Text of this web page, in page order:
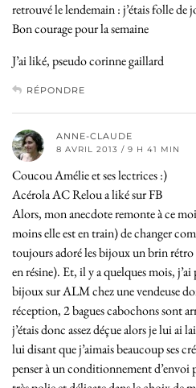
retrouvé le lendemain : j’étais folle de
Bon courage pour la semaine
J’ai liké, pseudo corinne gaillard
RÉPONDRE
ANNE-CLAUDE
8 AVRIL 2013 / 9 H 41 MIN
Coucou Amélie et ses lectrices :)
Acérola AC Relou a liké sur FB
Alors, mon anecdote remonte à ce
moins elle est en train) de changer
toujours adoré les bijoux un brin rétro
en résine). Et, il y a quelques mois,
bijoux sur ALM chez une vendeuse
réception, 2 bagues cabochons sont
j’étais donc assez déçue alors je lui ai
lui disant que j’aimais beaucoup ses
penser à un conditionnement d’envoi